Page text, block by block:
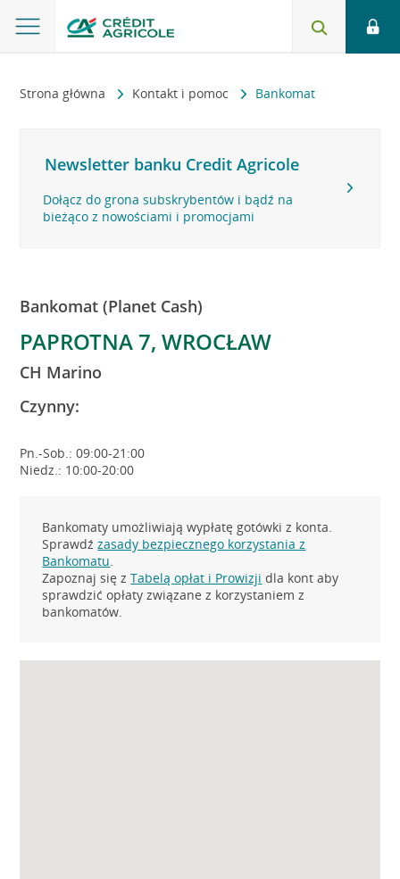
Strona główna Kontakt i pomoc Bankomat
Newsletter banku Credit Agricole
Dołącz do grona subskrybentów i bądź na
bieżąco z nowościami i promocjami
Bankomat (Planet Cash)
PAPROTNA 7, WROCŁAW
CH Marino
Czynny:
Pn.-Sob.: 09:00-21:00
Niedz.: 10:00-20:00
Bankomaty umożliwiają wypłatę gotówki z konta.
Sprawdźzasady bezpiecznego korzystania z
Bankomatu.
Zapoznaj się zTabelą opłat i Prowizji dla kont aby
sprawdzić opłaty związane z korzystaniem z
bankomatów.